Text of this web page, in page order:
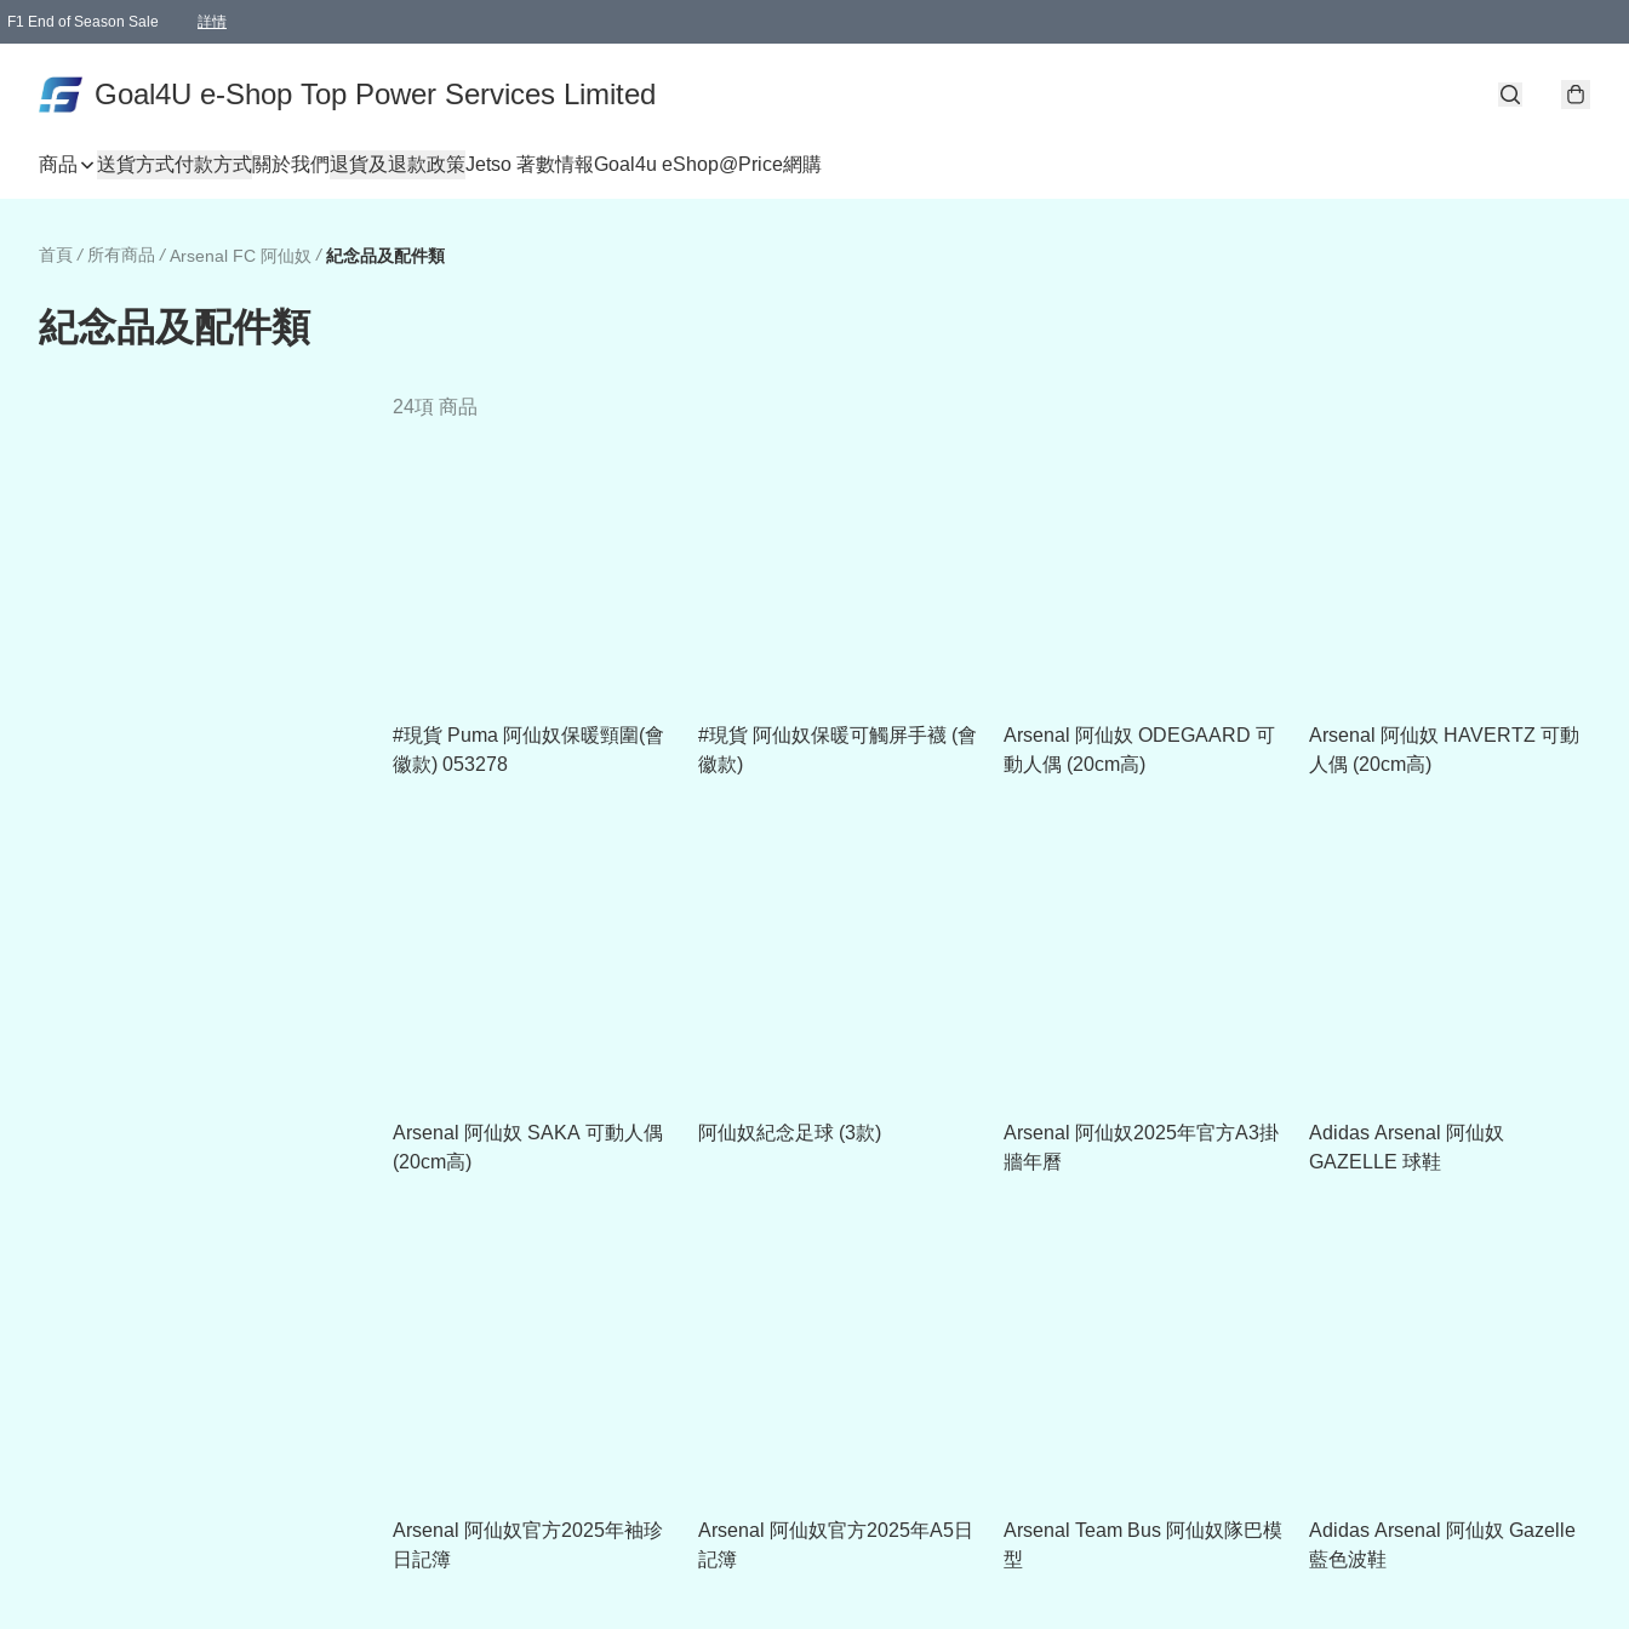
F1 End of Season Sale 詳情
Goal4U e-Shop Top Power Services Limited
商品 送貨方式付款方式關於我們退貨及退款政策Jetso 著數情報Goal4u eShop@Price網購
首頁 / 所有商品 / Arsenal FC 阿仙奴 / 紀念品及配件類
紀念品及配件類
24項 商品
#現貨 Puma 阿仙奴保暖頸圍(會
徽款) 053278
#現貨 阿仙奴保暖可觸屏手襪 (會
徽款)
Arsenal 阿仙奴 ODEGAARD 可
動人偶 (20cm高)
Arsenal 阿仙奴 HAVERTZ 可動
人偶 (20cm高)
Arsenal 阿仙奴 SAKA 可動人偶
(20cm高)
阿仙奴紀念足球 (3款)
Arsenal 阿仙奴2025年官方A3掛
牆年曆
Adidas Arsenal 阿仙奴
GAZELLE 球鞋
Arsenal 阿仙奴官方2025年袖珍
日記簿
Arsenal 阿仙奴官方2025年A5日
記簿
Arsenal Team Bus 阿仙奴隊巴模
型
Adidas Arsenal 阿仙奴 Gazelle
藍色波鞋